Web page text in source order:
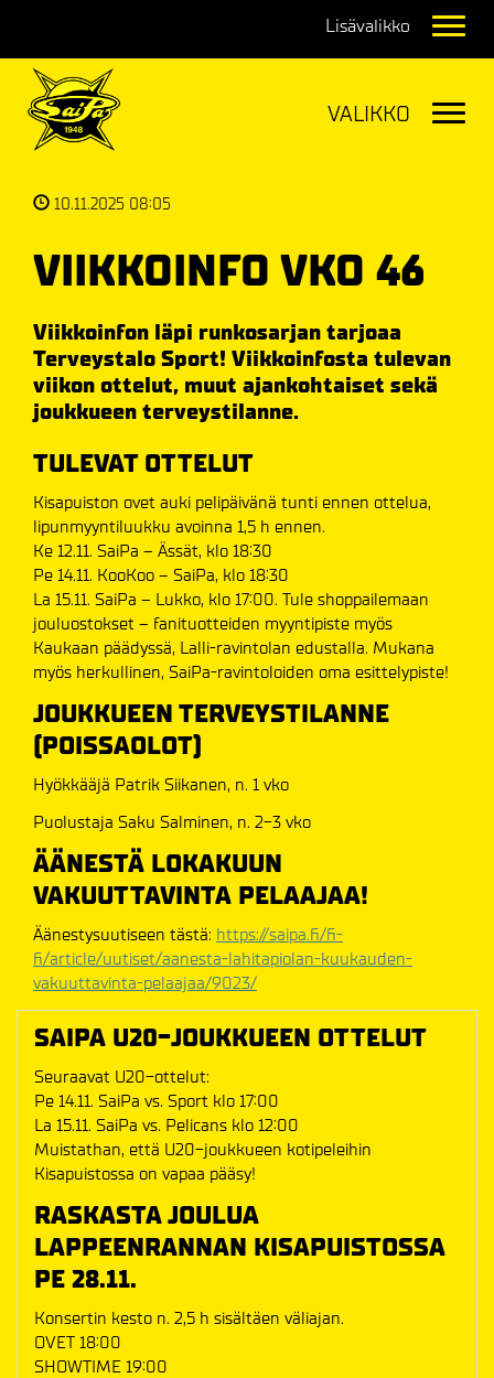
10.11.2025 08:05
VIIKKOINFO VKO 46
Viikkoinfon läpi runkosarjan tarjoaa
Terveystalo Sport! Viikkoinfosta tulevan
viikon ottelut, muut ajankohtaiset sekä
joukkueen terveystilanne.
TULEVAT OTTELUT
Kisapuiston ovet auki pelipäivänä tunti ennen ottelua,
lipunmyyntiluukku avoinna 1,5 h ennen.
Ke 12.11. SaiPa – Ässät, klo 18:30
Pe 14.11. KooKoo – SaiPa, klo 18:30
La 15.11. SaiPa – Lukko, klo 17:00. Tule shoppailemaan
jouluostokset – fanituotteiden myyntipiste myös
Kaukaan päädyssä, Lalli-ravintolan edustalla. Mukana
myös herkullinen, SaiPa-ravintoloiden oma esittelypiste!
JOUKKUEEN TERVEYSTILANNE
(POISSAOLOT)
Hyökkääjä Patrik Siikanen, n. 1 vko
Puolustaja Saku Salminen, n. 2-3 vko
ÄÄNESTÄ LOKAKUUN
VAKUUTTAVINTA PELAAJAA!
Äänestysuutiseen tästä: https://saipa.fi/fi-
fi/article/uutiset/aanesta-lahitapiolan-kuukauden-
vakuuttavinta-pelaajaa/9023/
SAIPA U20-JOUKKUEEN OTTELUT
Seuraavat U20-ottelut:
Pe 14.11. SaiPa vs. Sport klo 17:00
La 15.11. SaiPa vs. Pelicans klo 12:00
Muistathan, että U20-joukkueen kotipeleihin
Kisapuistossa on vapaa pääsy!
RASKASTA JOULUA
LAPPEENRANNAN KISAPUISTOSSA
PE 28.11.
Konsertin kesto n. 2,5 h sisältäen väliajan.
OVET 18:00
SHOWTIME 19:00